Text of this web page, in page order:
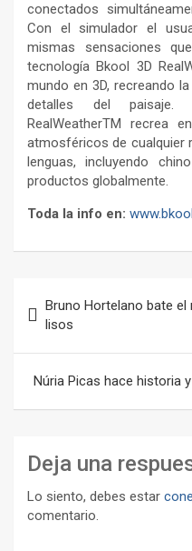
conectados
Con el simulador el
mismas sensaciones
tecnología Bkool 3D
mundo en 3D, recreando
detalles del paisaje.
RealWeatherTM recrea
atmosféricos de cualquier
lenguas, incluyendo
productos globalmente.
Toda la info en:
de
entradas
Bruno Hortelano bate el
lisos
Núria Picas hace historia
Deja una
Lo siento, debes estar
comentario.